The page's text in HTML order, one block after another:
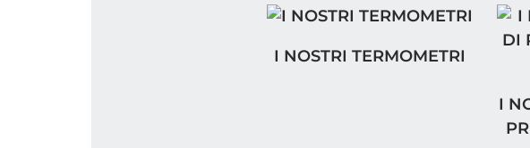
I NOSTRI TERMOMETRI
I NOSTRI TERMOMETRI
I
I